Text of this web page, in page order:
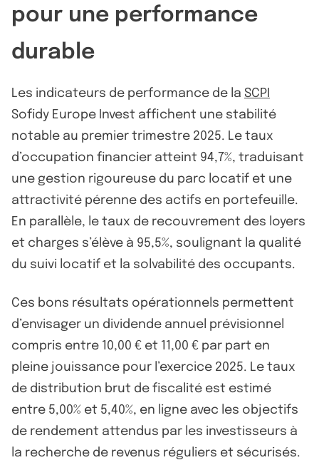
pour une performance
durable
Les indicateurs de performance de la SCPI
Sofidy Europe Invest affichent une stabilité
notable au premier trimestre 2025. Le taux
d’occupation financier atteint 94,7%, traduisant
une gestion rigoureuse du parc locatif et une
attractivité pérenne des actifs en portefeuille.
En parallèle, le taux de recouvrement des loyers
et charges s’élève à 95,5%, soulignant la qualité
du suivi locatif et la solvabilité des occupants.
Ces bons résultats opérationnels permettent
d’envisager un dividende annuel prévisionnel
compris entre 10,00 € et 11,00 € par part en
pleine jouissance pour l’exercice 2025. Le taux
de distribution brut de fiscalité est estimé
entre 5,00% et 5,40%, en ligne avec les objectifs
de rendement attendus par les investisseurs à
la recherche de revenus réguliers et sécurisés.